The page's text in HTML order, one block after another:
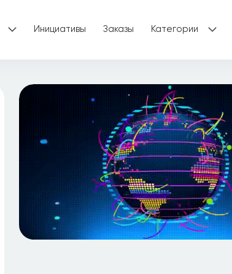
Инициативы Заказы Категории